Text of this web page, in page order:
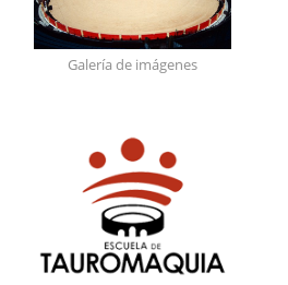
Galería de imágenes